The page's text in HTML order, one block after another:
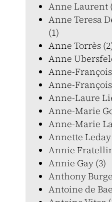
Anne Laurent
Anne Teresa
(1)
Anne Torrès
Anne
Anne-
Anne-
Anne-Laure
Anne-Marie
Anne-Marie
Annette Leday
Annie
Annie Gay (3)
Anthony
Antoine de